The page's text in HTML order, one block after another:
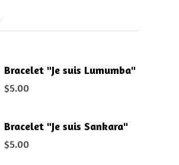
Bracelet "Je suis Lumumba"
$5.00
Bracelet "Je suis Sankara"
$5.00